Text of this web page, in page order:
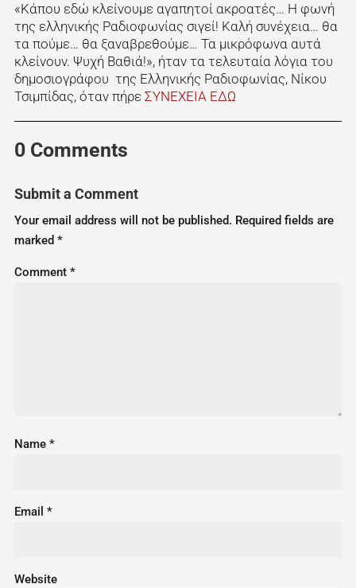
«Κάπου εδώ κλείνουμε αγαπητοί ακροατές… Η φωνή
της ελληνικής Ραδιοφωνίας σιγεί! Καλή συνέχεια… θα
τα πούμε… θα ξαναβρεθούμε… Τα μικρόφωνα αυτά
κλείνουν. Ψυχή Βαθιά!», ήταν τα τελευταία λόγια του
δημοσιογράφου της Ελληνικής Ραδιοφωνίας, Νίκου
Τσιμπίδας, όταν πήρε ΣΥΝΕΧΕΙΑ ΕΔΩ
0 Comments
Submit a Comment
Your email address will not be published. Required fields are
marked *
Comment *
Name *
Email *
Website